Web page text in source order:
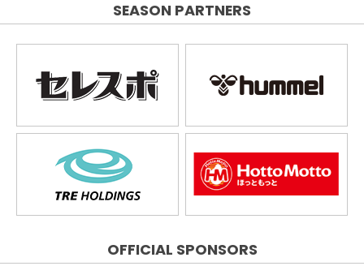
SEASON PARTNERS
OFFICIAL SPONSORS